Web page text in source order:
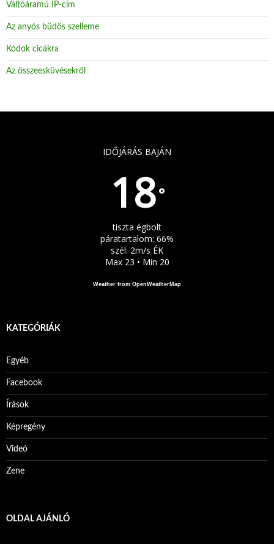
Váltóáramú IP-cím
Az anyós büdös szelleme
Kódok cicákra
Az összeesküvésekről
IDŐJÁRÁS BAJÁN
18°
tiszta égbolt
páratartalom: 66%
szél: 2m/s ÉK
Max 23 • Min 20
Weather from OpenWeatherMap
KATEGÓRIÁK
Egyéb
Facebook
Írások
Képregény
Videó
Zene
OLDAL AJÁNLÓ